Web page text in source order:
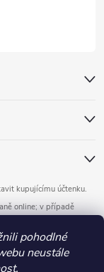
pohodlné
neustále
kupujícímu účtenku.
online; v případě